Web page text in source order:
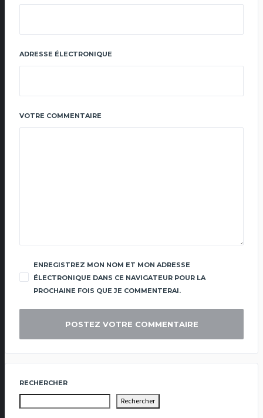
ADRESSE ÉLECTRONIQUE
VOTRE COMMENTAIRE
ENREGISTREZ MON NOM ET MON ADRESSE
ÉLECTRONIQUE DANS CE NAVIGATEUR POUR LA
PROCHAINE FOIS QUE JE COMMENTERAI.
RECHERCHER
Rechercher